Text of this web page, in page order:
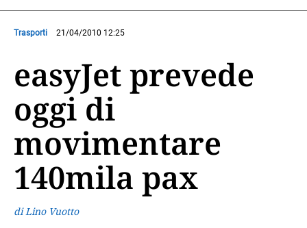
Trasporti 21/04/2010 12:25
easyJet prevede
oggi di
movimentare
140mila pax
di Lino Vuotto